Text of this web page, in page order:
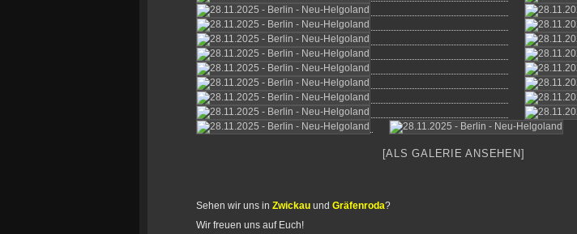
[ALS GALERIE ANSEHEN]
Sehen wir uns in Zwickau und Gräfenroda?
Wir freuen uns auf Euch!